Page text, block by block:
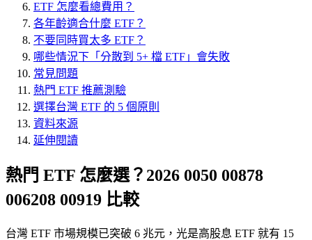
ETF 怎麼看總費用？
各年齡適合什麼 ETF？
不要同時買太多 ETF？
哪些情況下「分散到 5+ 檔 ETF」會失敗
常見問題
熱門 ETF 推薦測驗
選擇台灣 ETF 的 5 個原則
資料來源
延伸閱讀
熱門 ETF 怎麼選？2026 0050 00878
006208 00919 比較
台灣 ETF 市場規模已突破 6 兆元，光是高股息 ETF 就有 15